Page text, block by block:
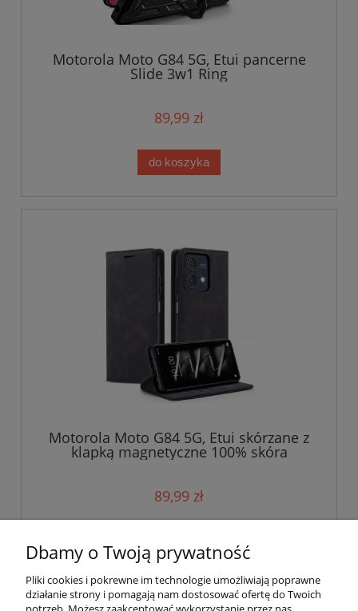
Motorola Moto G84 5G, Etui pancerne
Slide 3w1 Ring
89,99 zł
do koszyka
Motorola Moto G84 5G, Etui skórzane z
klapką magnetyczne 100% skóra
89,99 zł
Dbamy o Twoją prywatność
Pliki cookies i pokrewne im technologie umożliwiają poprawne
działanie strony i pomagają nam dostosować ofertę do Twoich